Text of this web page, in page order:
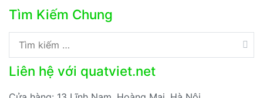
Tìm Kiếm Chung
Tìm
kiếm
cho:
Liên hệ với quatviet.net